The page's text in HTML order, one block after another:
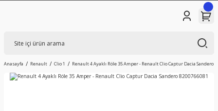
Anasayfa Renault Clio 1 Renault 4 Ayaklı Röle 35 Amper - Renault Clio Captur Dacia Sandero